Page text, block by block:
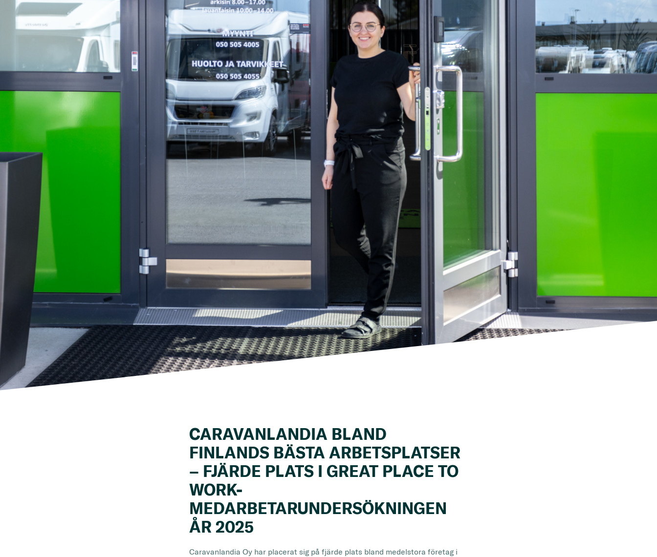
CARAVANLANDIA BLAND
FINLANDS BÄSTA ARBETSPLATSER
– FJÄRDE PLATS I GREAT PLACE TO
WORK-
MEDARBETARUNDERSÖKNINGEN
ÅR 2025
Caravanlandia Oy har placerat sig på fjärde plats bland medelstora företag i